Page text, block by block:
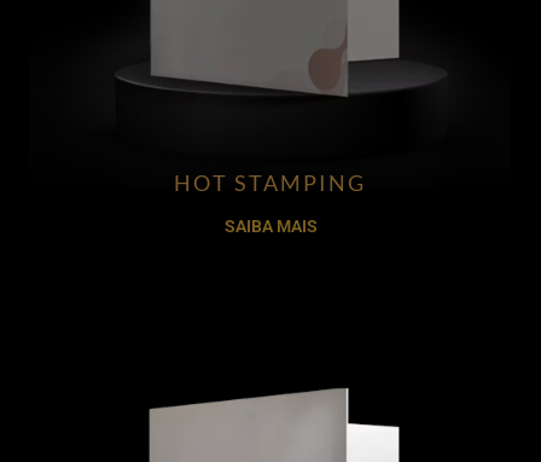
HOT STAMPING
SAIBA MAIS